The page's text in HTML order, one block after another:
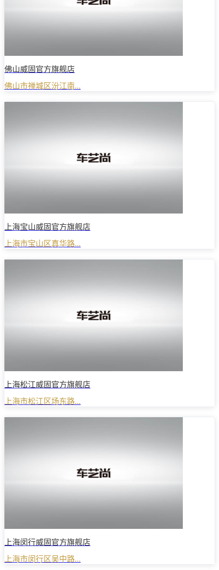
佛山威固官方旗舰店
佛山市禅城区汾江南...
上海宝山威固官方旗舰店
上海市宝山区真华路...
上海松江威固官方旗舰店
上海市松江区场东路...
上海闵行威固官方旗舰店
上海市闵行区吴中路...